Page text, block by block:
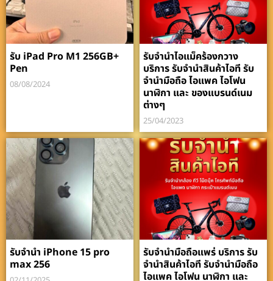
รับ iPad Pro M1 256GB+
Pen
08/08/2024
รับจำนำไอแม็คร้องกวาง
บริการ รับจำนำสินค้าไอที รับ
จำนำมือถือ ไอแพค ไอโฟน
นาฬิกา และ ของแบรนด์เนม
ต่างๆ
25/04/2023
รับจำนำ iPhone 15 pro
max 256
รับจำนำมือถือแพร่ บริการ รับ
จำนำสินค้าไอที รับจำนำมือถือ
ไอแพค ไอโฟน นาฬิกา และ